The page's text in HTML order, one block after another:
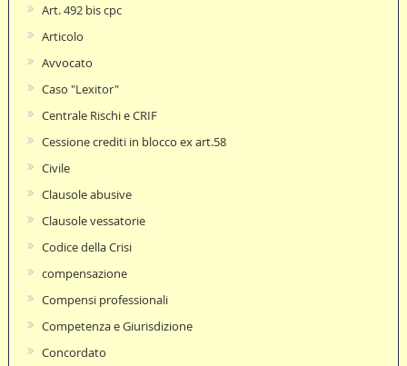
Art. 492 bis cpc
Articolo
Avvocato
Caso "Lexitor"
Centrale Rischi e CRIF
Cessione crediti in blocco ex art.58
Civile
Clausole abusive
Clausole vessatorie
Codice della Crisi
compensazione
Compensi professionali
Competenza e Giurisdizione
Concordato